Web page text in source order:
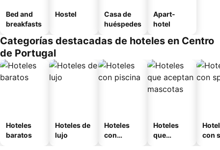
Bed and
breakfasts
Hostel
Casa de
huéspedes
Apart-
hotel
Categorías destacadas de hoteles en Centro
de Portugal
Hoteles
baratos
Hoteles de
lujo
Hoteles
con
Hoteles
que
con